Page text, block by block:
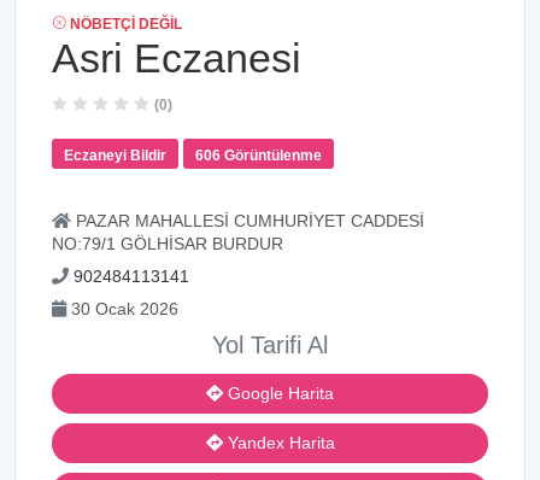
NÖBETÇI DEĞIL
Asri Eczanesi
(0)
Eczaneyi Bildir 606 Görüntülenme
PAZAR MAHALLESİ CUMHURİYET CADDESİ
NO:79/1 GÖLHİSAR BURDUR
902484113141
30 Ocak 2026
Yol Tarifi Al
Google Harita
Yandex Harita